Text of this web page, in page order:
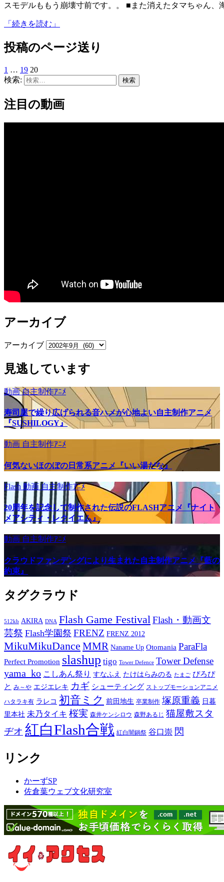
スモデルももう崩壊寸前です。。 ■また消えたタマちゃん
「続きを読む」
投稿のページ送り
1 … 19 20
検索:
注目の動画
アーカイブ
アーカイブ
見逃しています
動画自主制作ｱﾆﾒ
寿司屋で繰り広げられる音ハメが心地よい自主制作アニメ
『SUSHILOGY』
動画 自主制作ｱﾆﾒ
何気ないほのぼの日常系アニメ『いい湯だな』
Flash 動画自主制作ｱﾆﾒ
20周年を記念して制作された伝説のFLASHアニメ『ナイト
メアシティ・レクイエム』
動画 自主制作ｱﾆﾒ
クラウドファンデングにより生まれた自主制作アニメ『藍の
約束』
タグクラウド
512kb AKIRA DNA Flash Game Festival Flash・動画文
芸祭 Flash学園祭 FRENZ FRENZ 2012
MikuMikuDance MMR Naname Up Otomania ParaFla
Perfect Promotion slashup tigo Tower Defence Tower Defense
yama_ko こしあん祭り すなふえ たけはらみのる たまご ぴろぴ
と み～や エジエレキ カギ シューティング ストップモーションアニメ
ハタラキ有 ラレコ 初音ミク 前田地生 卒業制作 塚原重義 日暮
里本社 未乃タイキ 桜実 森井ケンシロウ 森野あるじ 猫屋敷スタ
ヂオ 紅白Flash合戦 紅白闇鍋祭 谷口崇 閃
リンク
かーずSP
佐倉葉ウェブ文化研究室